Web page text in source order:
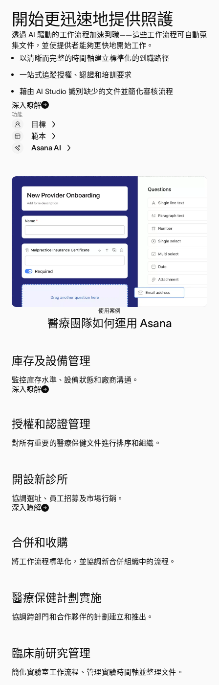
開始更迅速地提供照護
透過 AI 驅動的工作流程加速到職——這些工作流程可自動蒐
集文件，並使提供者能夠更快地開始工作。
以清晰而完整的時間軸建立標準化的到職路徑
一站式追蹤授權、認證和培訓要求
藉由 AI Studio 識別缺少的文件並簡化審核流程
深入瞭解
功能
目標
範本
Asana AI
使跨職能團隊就時間軸和優先事項達成共識
將核准流程自動化，持續確實遵循法規
使用 AI Studio 發現潛在障礙，使您得以按照需要調整流
程。
專案集
專案檢視
透過明確的所有權和截止日期集中監管要求
跨部門追蹤文件和核准狀態
透過 AI Studio 發現潛在的合規差異並優先處理高風險領
域
表單
範本
使用案例
醫療團隊如何運用 Asana
庫存及設備管理
監控庫存水準、設備狀態和廠商溝通。
深入瞭解
授權和認證管理
對所有重要的醫療保健文件進行排序和組織。
開設新診所
協調選址、員工招募及市場行銷。
深入瞭解
合併和收購
將工作流程標準化，並協調新合併組織中的流程。
醫療保健計劃實施
協調跨部門和合作夥伴的計劃建立和推出。
臨床前研究管理
簡化實驗室工作流程、管理實驗時間軸並整理文件。